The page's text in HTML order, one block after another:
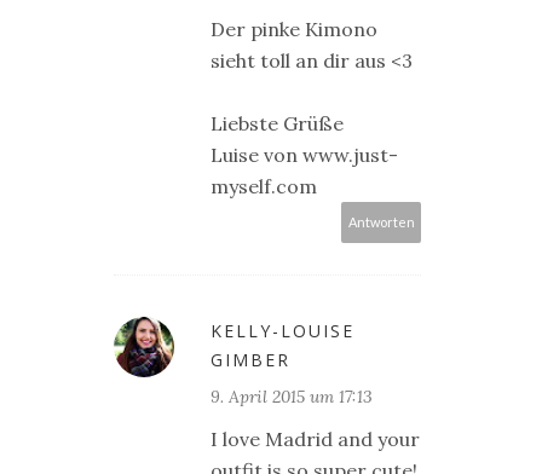
Der pinke Kimono
sieht toll an dir aus <3
Liebste Grüße
Luise von www.just-
myself.com
Antworten
KELLY-LOUISE
GIMBER
9. April 2015 um 17:13
I love Madrid and your